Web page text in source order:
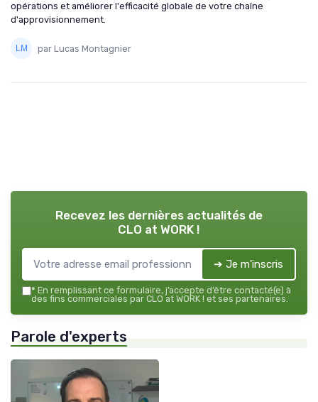
opérations et améliorer l'efficacité globale de votre chaîne
d'approvisionnement.
par Lucas Montagnier
Recevez les dernières actualités de
CLO at WORK !
➔ Je m'inscris
* En remplissant ce formulaire, j’accepte d’être contacté(e) à
des fins commerciales par CLO at WORK ! et ses partenaires.
Parole d'experts